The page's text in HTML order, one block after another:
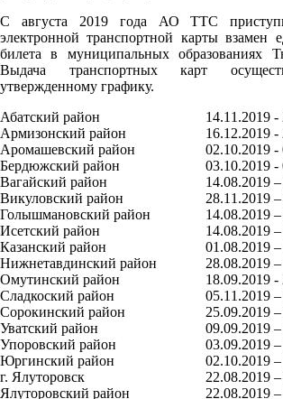
С августа 2019 года АО ТТС
электронной транспортной карты взамен
билета в муниципальных образованиях
Выдача транспортных карт
утвержденному графику.
Абатский район
Армизонский район
Аромашевский район
Бердюжский район
Вагайский район
Викуловский район
Голышмановский район
Исетский район
Казанский район
Нижнетавдинский район
Омутинский район
Сладкоский район
Сорокинский район
Уватский район
Упоровский район
Юргинский район
г. Ялуторовск
Ялуторовский район
14.11.2019 -
16.12.2019 -
02.10.2019 -
03.10.2019 -
14.08.2019
28.11.2019
14.08.2019
14.08.2019
01.08.2019
28.08.2019
18.09.2019 -
05.11.2019
25.09.2019
09.09.2019
03.09.2019
02.10.2019
22.08.2019
22.08.2019